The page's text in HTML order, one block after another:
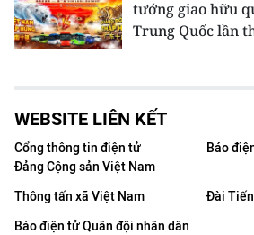
tướng giao hữu
Trung Quốc lần
WEBSITE LIÊN KẾT
Cổng thông tin điện tử
Đảng Cộng sản Việt Nam
Báo
Thông tấn xã Việt Nam
Đài
Báo điện tử Quân đội nhân dân